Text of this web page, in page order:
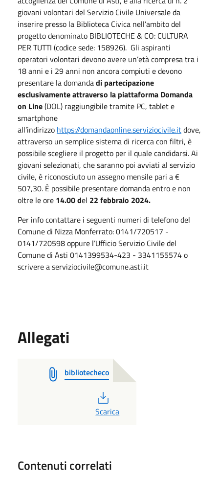
giovani volontari del Servizio Civile Universale da
inserire presso la Biblioteca Civica nell’ambito del
progetto denominato BIBLIOTECHE & CO: CULTURA
PER TUTTI (codice sede: 158926). Gli aspiranti
operatori volontari devono avere un’età compresa tra i
18 anni e i 29 anni non ancora compiuti e devono
presentare la domandadi partecipazione
esclusivamente attraverso la piattaforma Domanda
on Line(DOL) raggiungibile tramite PC, tablet e
smartphone
all’indirizzo https://domandaonline.serviziocivile.itdove,
attraverso un semplice sistema di ricerca con filtri, è
possibile scegliere il progetto per il quale candidarsi. Ai
giovani selezionati, che saranno poi avviati al servizio
civile, è riconosciuto un assegno mensile pari a €
507,30. È possibile presentare domanda entro e non
oltre le ore 14.00 del 22 febbraio 2024.
Per info contattare i seguenti numeri di telefono del
Comune di Nizza Monferrato: 0141/720517 -
0141/720598 oppure l’Ufficio Servizio Civile del
Comune di Asti 0141399534-423 - 3341155574 o
scrivere a serviziocivile@comune.asti.it
Allegati
bibliotecheco
PDF
Scarica
Contenuti correlati